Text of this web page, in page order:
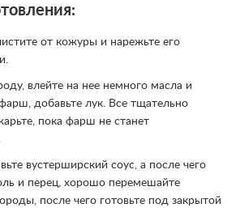
от кожуры и нарежьте его
влейте на нее немного масла и
добавьте лук. Все тщательно
пока фарш не станет
вустерширский соус, а после чего
и перец, хорошо перемешайте
после чего готовьте под закрытой